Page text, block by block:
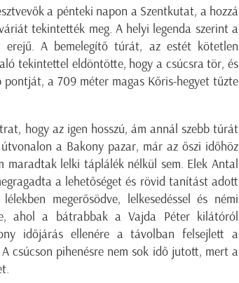
a pénteki napon a Szentkutat, a hozzá
tekintették meg. A helyi legenda szerint a
A bemelegítő túrát, az estét kötetlen
tekintettel eldöntötte, hogy a csúcsra tör, és
a 709 méter magas Kőris-hegyet tűzte
hogy az igen hosszú, ám annál szebb túrát
a Bakony pazar, már az őszi időhöz
lelki táplálék nélkül sem. Elek Antal
a lehetőséget és rövid tanítást adott
megerősödve, lelkesedéssel és némi
ahol a bátrabbak a Vajda Péter kilátóról
időjárás ellenére a távolban felsejlett a
csúcson pihenésre nem sok idő jutott, mert a